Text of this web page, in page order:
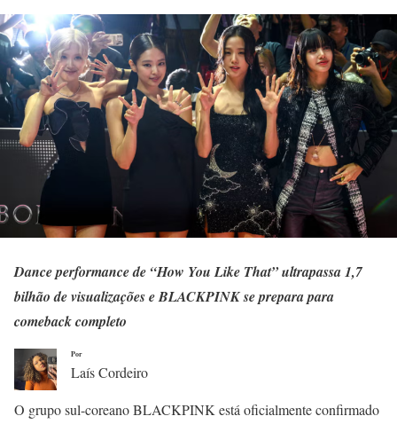
Dance performance de “How You Like That” ultrapassa 1,7
bilhão de visualizações e BLACKPINK se prepara para
comeback completo
Por
Laís Cordeiro
O grupo sul-coreano BLACKPINK está oficialmente confirmado